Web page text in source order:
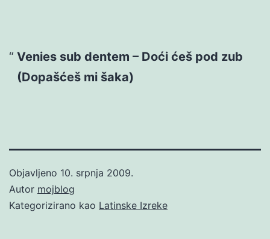
Venies sub dentem – Doći ćeš pod zub
(Dopašćeš mi šaka)
Objavljeno 10. srpnja 2009.
Autor mojblog
Kategorizirano kao Latinske Izreke